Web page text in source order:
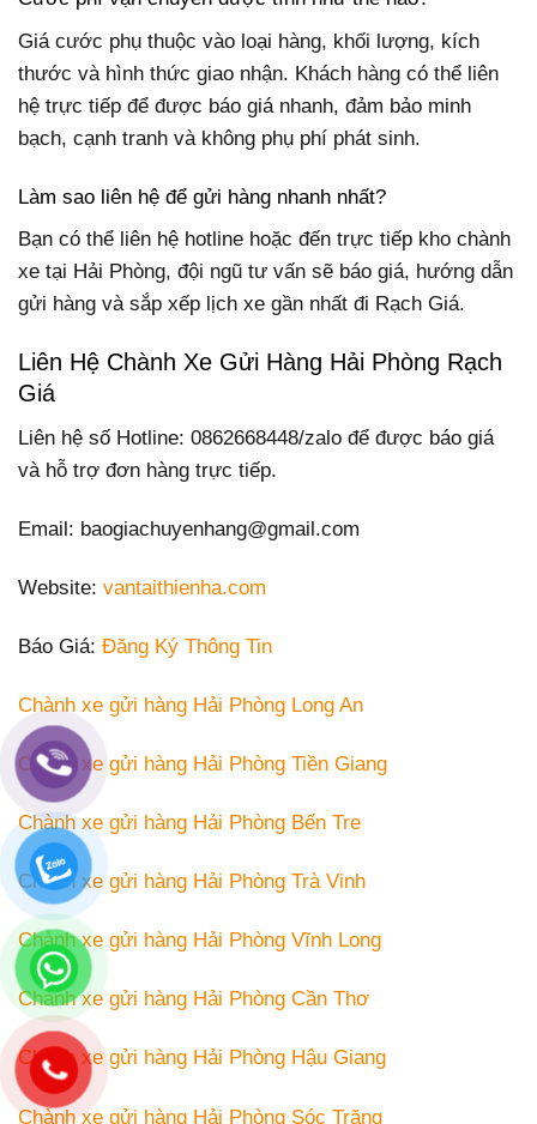
Giá cước phụ thuộc vào loại hàng, khối lượng, kích
thước và hình thức giao nhận. Khách hàng có thể liên
hệ trực tiếp để được báo giá nhanh, đảm bảo minh
bạch, cạnh tranh và không phụ phí phát sinh.
Làm sao liên hệ để gửi hàng nhanh nhất?
Bạn có thể liên hệ hotline hoặc đến trực tiếp kho chành
xe tại Hải Phòng, đội ngũ tư vấn sẽ báo giá, hướng dẫn
gửi hàng và sắp xếp lịch xe gần nhất đi Rạch Giá.
Liên Hệ Chành Xe Gửi Hàng Hải Phòng Rạch
Giá
Liên hệ số Hotline: 0862668448/zalo để được báo giá
và hỗ trợ đơn hàng trực tiếp.
Email: baogiachuyenhang@gmail.com
Website: vantaithienha.com
Báo Giá: Đăng Ký Thông Tin
Chành xe gửi hàng Hải Phòng Long An
Chành xe gửi hàng Hải Phòng Tiền Giang
Chành xe gửi hàng Hải Phòng Bến Tre
Chành xe gửi hàng Hải Phòng Trà Vinh
Chành xe gửi hàng Hải Phòng Vĩnh Long
Chành xe gửi hàng Hải Phòng Cần Thơ
Chành xe gửi hàng Hải Phòng Hậu Giang
Chành xe gửi hàng Hải Phòng Sóc Trăng